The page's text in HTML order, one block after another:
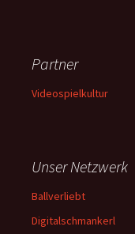
Partner
Videospielkultur
Unser Netzwerk
Ballverliebt
Digitalschmankerl